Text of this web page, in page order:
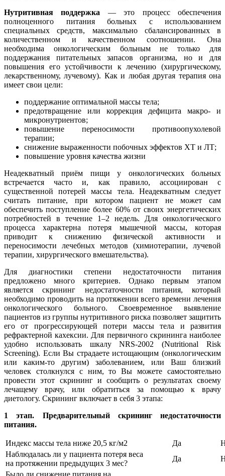
Нутритивная поддержка — это процесс обеспечения
полноценного питания больных с использованием
специальных средств, максимально сбалансированных в
количественном и качественном соотношении. Она
необходима онкологическим больным не только для
поддержания питательных запасов организма, но и для
повышения его устойчивости к лечению (хирургическому,
лекарственному, лучевому). Как и любая другая терапия она
имеет свои цели:
поддержание оптимальной массы тела;
предотвращение или коррекция дефицита макро- и
микронутриентов;
повышение переносимости противоопухолевой
терапии;
снижение выраженности побочных эффектов ХТ и ЛТ;
повышение уровня качества жизни
Неадекватный приём пищи у онкологических больных
встречается часто и, как правило, ассоциирован с
существенной потерей массы тела. Неадекватным следует
считать питание, при котором пациент не может сам
обеспечить поступление более 60% от своих энергетических
потребностей в течение 1–2 недель. Для онкологического
процесса характерна потеря мышечной массы, которая
приводит к снижению физической активности и
переносимости лечебных методов (химиотерапии, лучевой
терапии, хирургического вмешательства).
Для диагностики степени недостаточности питания
предложено много критериев. Однако первым этапом
является скрининг недостаточности питания, который
необходимо проводить на протяжении всего времени лечения
онкологического больного. Своевременное выявление
пациентов из группы нутритивного риска позволяет защитить
его от прогрессирующей потери массы тела и развития
рефрактерной кахексии. Для первичного скрининга наиболее
удобно использовать шкалу NRS-2002 (Nutritional Risk
Screening). Если Вы страдаете истощающим (онкологическим
или каким-то другим) заболеванием, или Ваш близкий
человек столкнулся с ним, то Вы можете самостоятельно
провести этот скрининг и сообщить о результатах своему
лечащему врачу, или обратиться за помощью к врачу
диетологу. Скрининг включает в себя 3 этапа:
1 этап. Предварительный скрининг недостаточности
питания.
Индекс массы тела ниже 20,5 кг/м2 Да
Наблюдалась ли у пациента потеря веса
на протяжении предыдущих 3 мес?
Да
Было ли снижение питания на